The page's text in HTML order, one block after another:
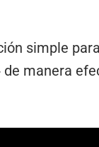
simple
de manera